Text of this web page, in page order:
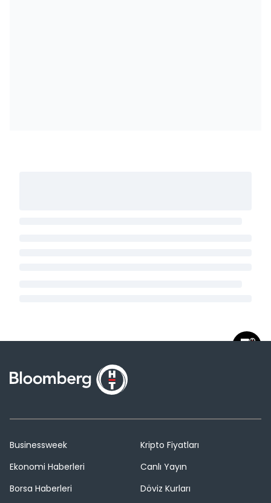
Businessweek
Ekonomi Haberleri
Borsa Haberleri
Kripto Fiyatları
Canlı Yayın
Döviz Kurları